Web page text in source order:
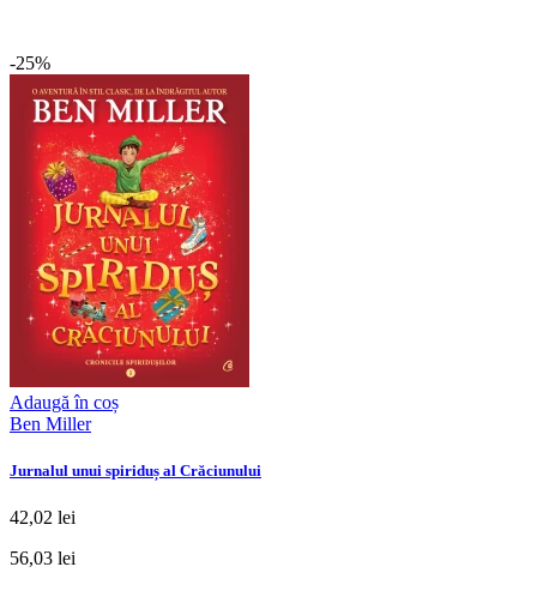
-25%
Adaugă în coș
Ben Miller
Jurnalul unui spiriduș al Crăciunului
42,02 lei
56,03 lei